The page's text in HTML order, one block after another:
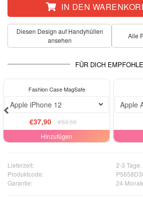
IN DEN
Diesen Design auf Handyhüllen
ansehen
Alle
FÜR DICH
Fashion Case MagSafe
Apple iPhone 12
€37,90
€53,50
Hinzufügen
Apple
Lieferzeit:
2-3 Tage.
Produktcode:
Garantie:
24